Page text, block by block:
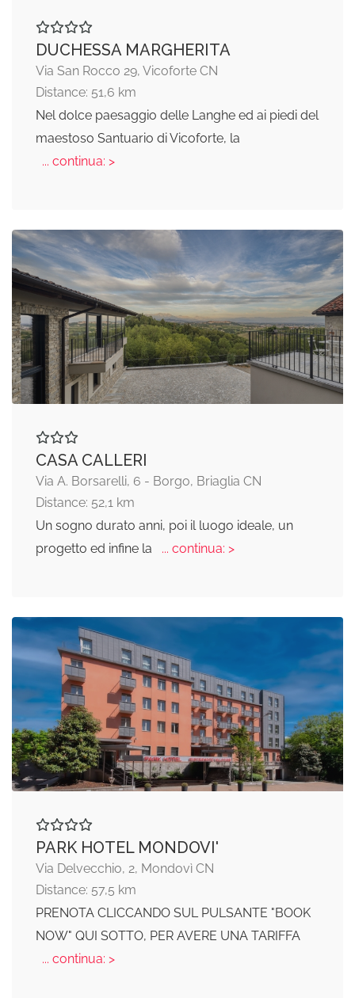
DUCHESSA MARGHERITA
Via San Rocco 29, Vicoforte CN
Distance: 51,6 km
Nel dolce paesaggio delle Langhe ed ai piedi del
maestoso Santuario di Vicoforte, la
... continua: >
CASA CALLERI
Via A. Borsarelli, 6 - Borgo, Briaglia CN
Distance: 52,1 km
Un sogno durato anni, poi il luogo ideale, un
progetto ed infine la
... continua: >
PARK HOTEL MONDOVI'
Via Delvecchio, 2, Mondovì CN
Distance: 57,5 km
PRENOTA CLICCANDO SUL PULSANTE "BOOK
NOW" QUI SOTTO, PER AVERE UNA TARIFFA
... continua: >